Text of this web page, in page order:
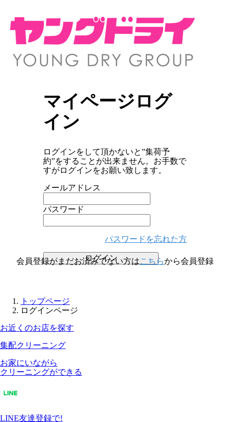
マイページログ
イン
ログインをして頂かないと”集荷予
約”をすることが出来ません。お手数で
すがログインをお願い致します。
メールアドレス
パスワード
パスワードを忘れた方
ログイン
会員登録がまだお済みでない方はこちらから会員登録
トップページ
ログインページ
お近くのお店を探す
集配クリーニング
お家にいながら
クリーニングができる
LINE友達登録で!